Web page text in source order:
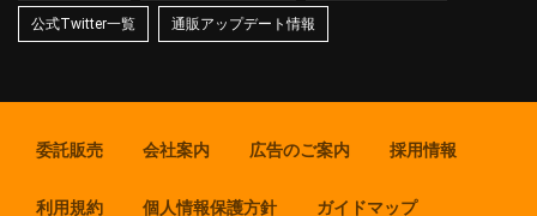
公式Twitter一覧 通販アップデート情報
委託販売 会社案内 広告のご案内 採用情報
利用規約 個人情報保護方針 ガイドマップ